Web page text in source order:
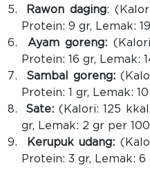
Rawon daging:
Protein: 9 gr, Lemak:
Ayam goreng:
Protein: 16 gr, Lemak:
Sambal goreng:
Protein: 1 gr, Lemak:
Sate: (Kalori: 125
gr, Lemak: 2 gr per
Kerupuk udang:
Protein: 3 gr, Lemak: